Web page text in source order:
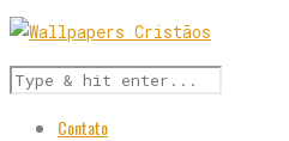
Contato